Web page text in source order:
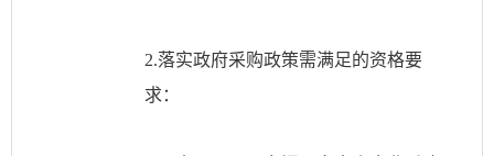
2.落实政府采购政策需满足的资格要
求：